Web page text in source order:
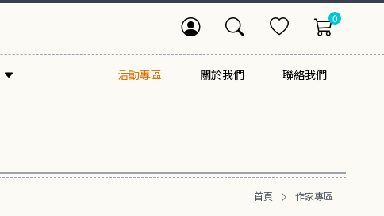
0
活動專區 關於我們 聯絡我們
首頁 作家專區